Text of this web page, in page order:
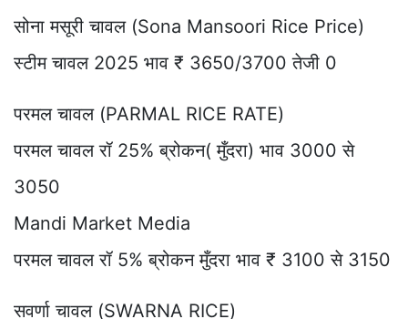
सोना मसूरी चावल (Sona Mansoori Rice Price)
स्टीम चावल 2025 भाव ₹ 3650/3700 तेजी 0
परमल चावल (PARMAL RICE RATE)
परमल चावल रॉ 25% ब्रोकन( मुँदरा) भाव 3000 से
3050
Mandi Market Media
परमल चावल रॉ 5% ब्रोकन मुँदरा भाव ₹ 3100 से 3150
सवर्णा चावल (SWARNA RICE)